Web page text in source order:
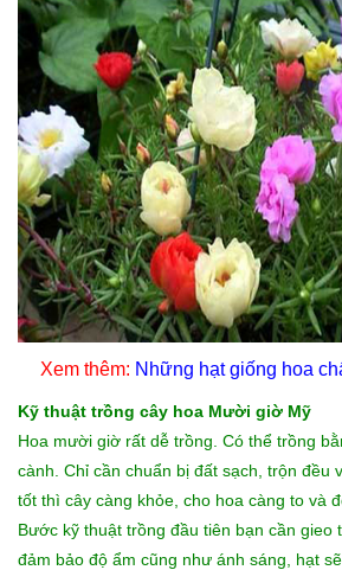
Xem thêm: Những hạt giống hoa
Kỹ thuật trồng cây hoa Mười giờ Mỹ
Hoa mười giờ rất dễ trồng. Có thể trồng
cành. Chỉ cần chuẩn bị đất sạch, trộn đều
tốt thì cây càng khỏe, cho hoa càng to và
Bước kỹ thuật trồng đầu tiên bạn cần gieo
đảm bảo độ ẩm cũng như ánh sáng, hạt